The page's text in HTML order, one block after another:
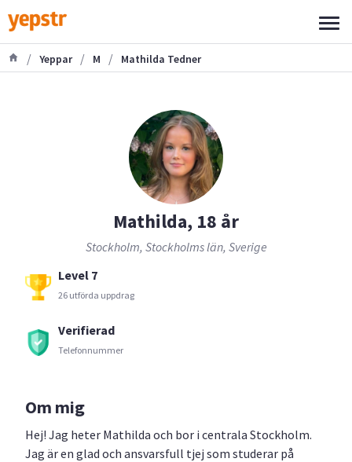
/ Yeppar / M / Mathilda Tedner
Mathilda, 18 år
Stockholm, Stockholms län, Sverige
Level 7
26 utförda uppdrag
Verifierad
Telefonnummer
Om mig
Hej! Jag heter Mathilda och bor i centrala Stockholm.
Jag är en glad och ansvarsfull tjej som studerar på